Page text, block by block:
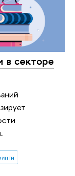
в секторе